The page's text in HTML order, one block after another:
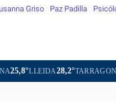
Griso Paz Padilla
TARRAGONA27,7°TORTOSA